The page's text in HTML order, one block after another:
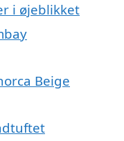
i øjeblikket
Beige